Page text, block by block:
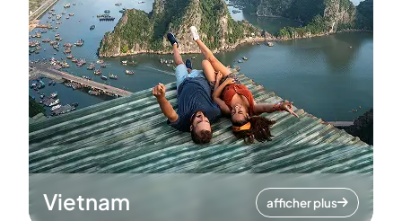
Vietnam afficher plus